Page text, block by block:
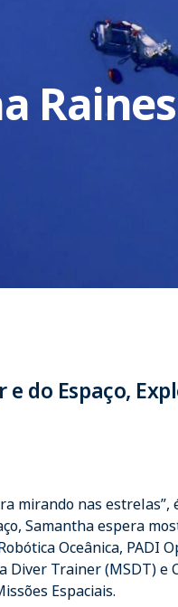
Raines
do Espaço,
mirando nas estrelas”,
Samantha espera
Oceânica,
Diver Trainer (MSDT)
Espaciais.